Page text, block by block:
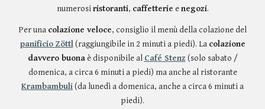
numerosiristoranti, caffetterie enegozi.
Per una colazione veloce, consiglio il menù della colazione del
panificio Zöttl(raggiungibile in 2 minuti a piedi). La colazione
davvero buonaè disponibile al Café Stenz (solo sabato /
domenica, a circa 6 minuti a piedi) ma anche al ristorante
Krambambuli(da lunedì a domenica, anche a circa 6 minuti a
piedi).